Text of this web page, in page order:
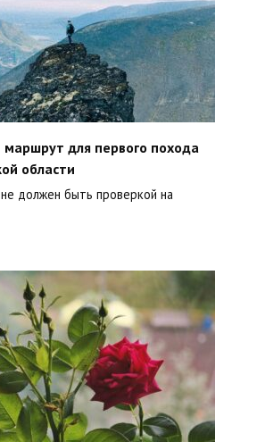
для первого похода
области
должен быть проверкой на